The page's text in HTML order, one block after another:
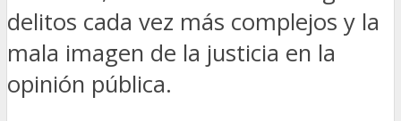
delitos cada vez más complejos y la
mala imagen de la justicia en la
opinión pública.